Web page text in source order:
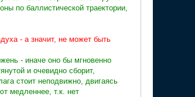
по баллистической траектории,
- а значит, не может быть
- иначе оно бы мгновенно
и очевидно сборит,
стоит неподвижно, двигаясь
медленнее, т.к. нет